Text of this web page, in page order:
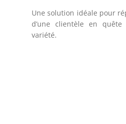
Une solution idéale pour
d’une clientèle en
variété.